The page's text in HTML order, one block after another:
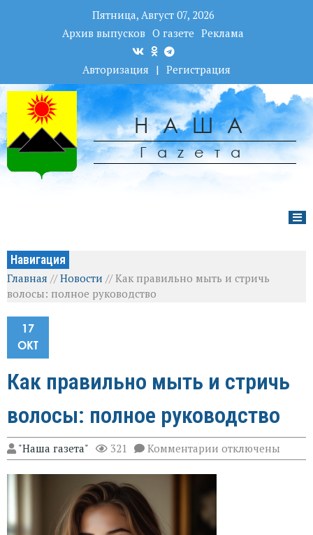
Пятница, Август 07, 2026
Архив выпусков О газете Реклама
Авторизация | Регистрация
НАША
Гаzета
Навигация
Главная //Новости //Как правильно мыть и стричь
волосы: полное руководство
17
ОКТ
Как правильно мыть и стричь
волосы: полное руководство
"Наша газета" 321 Комментарии к
записи
отключены